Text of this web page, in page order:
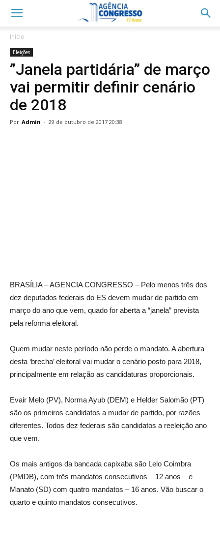
Início
Eleições
”Janela partidária” de março
vai permitir definir cenário
de 2018
Por Admin - 29 de outubro de 2017 20:38
BRASÍLIA – AGENCIA CONGRESSO – Pelo menos três dos
dez deputados federais do ES devem mudar de partido em
março do ano que vem, quado for aberta a “janela” prevista
pela reforma eleitoral.
Quem mudar neste período não perde o mandato. A abertura
desta ‘brecha’ eleitoral vai mudar o cenário posto para 2018,
principalmente em relação as candidaturas proporcionais.
Evair Melo (PV), Norma Ayub (DEM) e Helder Salomão (PT)
são os primeiros candidatos a mudar de partido, por razões
diferentes. Todos dez federais são candidatos a reeleição ano
que vem.
Os mais antigos da bancada capixaba são Lelo Coimbra
(PMDB), com três mandatos consecutivos – 12 anos – e
Manato (SD) com quatro mandatos – 16 anos. Vão buscar o
quarto e quinto mandatos consecutivos.